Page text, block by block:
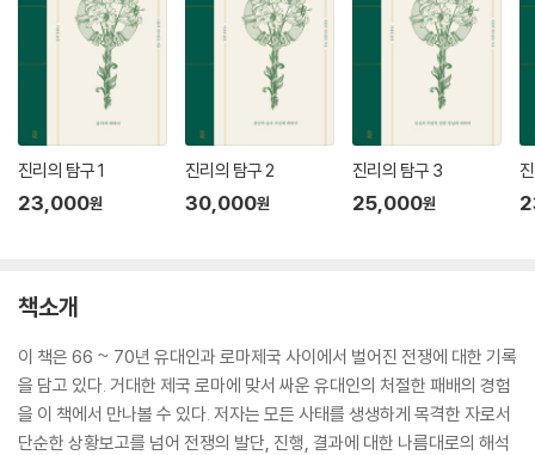
진리의 탐구 1
23,000원
진리의 탐구 2
30,000원
진리의 탐구 3
25,000원
책소개
이 책은 66 ~ 70년 유대인과 로마제국 사이에서 벌어진 전쟁에 대한 기록
을 담고 있다. 거대한 제국 로마에 맞서 싸운 유대인의 처절한 패배의 경험
을 이 책에서 만나볼 수 있다. 저자는 모든 사태를 생생하게 목격한 자로서
단순한 상황보고를 넘어 전쟁의 발단, 진행, 결과에 대한 나름대로의 해석